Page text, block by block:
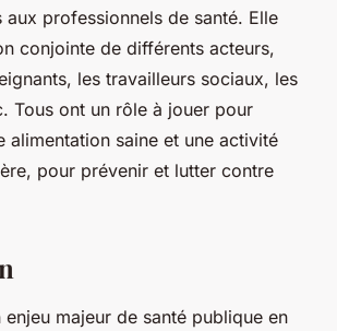
aux professionnels de santé. Elle
conjointe de différents acteurs,
les travailleurs sociaux, les
Tous ont un rôle à jouer pour
alimentation saine et une activité
pour prévenir et lutter contre
enjeu majeur de santé publique en